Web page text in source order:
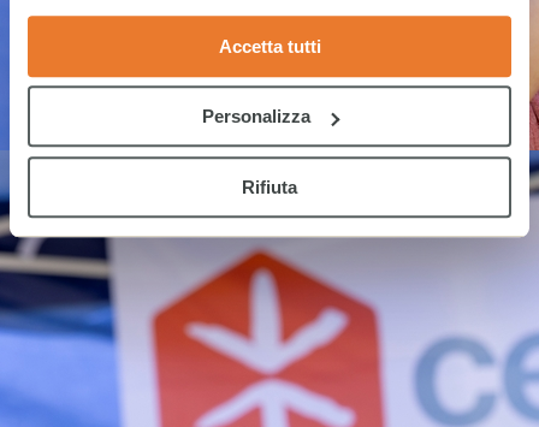
Accetta tutti
Personalizza
Rifiuta